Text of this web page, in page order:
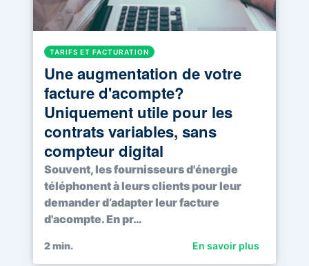
TARIFS ET FACTURATION
Une augmentation de votre
facture d'acompte?
Uniquement utile pour les
contrats variables, sans
compteur digital
Souvent, les fournisseurs d'énergie
téléphonent à leurs clients pour leur
demander d’adapter leur facture
d'acompte. En pr…
2min. En savoir plus